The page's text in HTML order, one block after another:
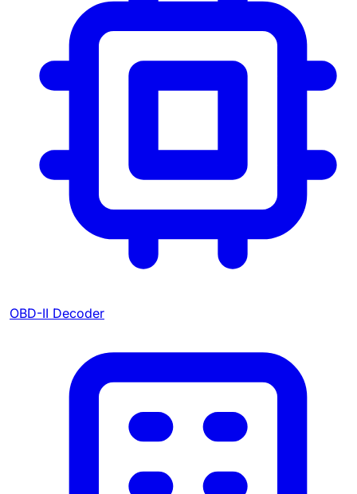
OBD-II Decoder